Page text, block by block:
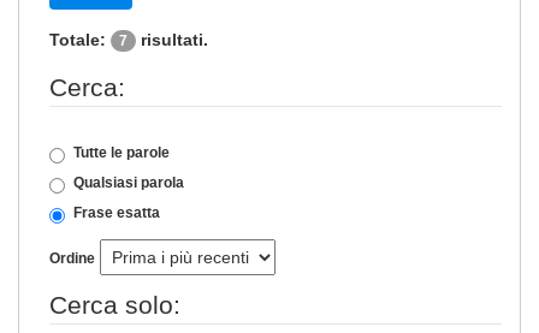
Totale: 7 risultati.
Cerca:
Tutte le parole
Qualsiasi parola
Frase esatta
Ordine
Cerca solo: